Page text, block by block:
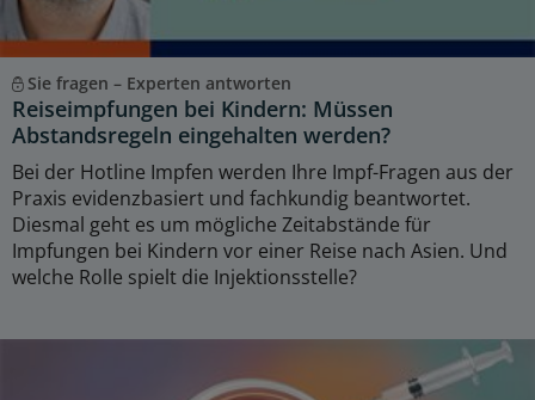
Sie fragen – Experten antworten
Reiseimpfungen bei Kindern: Müssen
Abstandsregeln eingehalten werden?
Bei der Hotline Impfen werden Ihre Impf-Fragen aus der
Praxis evidenzbasiert und fachkundig beantwortet.
Diesmal geht es um mögliche Zeitabstände für
Impfungen bei Kindern vor einer Reise nach Asien. Und
welche Rolle spielt die Injektionsstelle?